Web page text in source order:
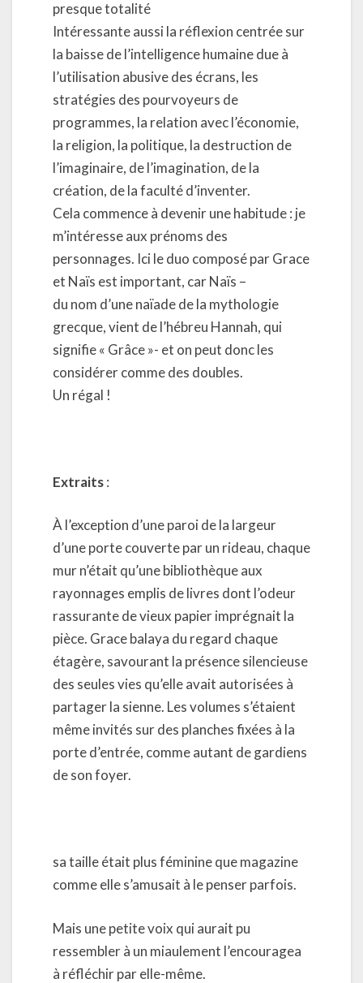
presque totalité
Intéressante aussi la réflexion centrée sur
la baisse de l’intelligence humaine due à
l’utilisation abusive des écrans, les
stratégies des pourvoyeurs de
programmes, la relation avec l’économie,
la religion, la politique, la destruction de
l’imaginaire, de l’imagination, de la
création, de la faculté d’inventer.
Cela commence à devenir une habitude : je
m’intéresse aux prénoms des
personnages. Ici le duo composé par Grace
et Naïs est important, car Naïs –
du nom d’une naïade de la mythologie
grecque, vient de l’hébreu Hannah, qui
signifie « Grâce »- et on peut donc les
considérer comme des doubles.
Un régal !
Extraits:
À l’exception d’une paroi de la largeur
d’une porte couverte par un rideau, chaque
mur n’était qu’une bibliothèque aux
rayonnages emplis de livres dont l’odeur
rassurante de vieux papier imprégnait la
pièce. Grace balaya du regard chaque
étagère, savourant la présence silencieuse
des seules vies qu’elle avait autorisées à
partager la sienne. Les volumes s’étaient
même invités sur des planches fixées à la
porte d’entrée, comme autant de gardiens
de son foyer.
sa taille était plus féminine que magazine
comme elle s’amusait à le penser parfois.
Mais une petite voix qui aurait pu
ressembler à un miaulement l’encouragea
à réfléchir par elle-même.